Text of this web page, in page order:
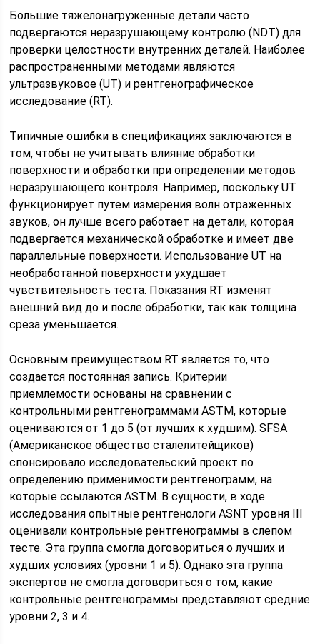
Большие тяжелонагруженные детали часто
подвергаются неразрушающему контролю (NDT) для
проверки целостности внутренних деталей. Наиболее
распространенными методами являются
ультразвуковое (UT) и рентгенографическое
исследование (RT).
Типичные ошибки в спецификациях заключаются в
том, чтобы не учитывать влияние обработки
поверхности и обработки при определении методов
неразрушающего контроля. Например, поскольку UT
функционирует путем измерения волн отраженных
звуков, он лучше всего работает на детали, которая
подвергается механической обработке и имеет две
параллельные поверхности. Использование UT на
необработанной поверхности ухудшает
чувствительность теста. Показания RT изменят
внешний вид до и после обработки, так как толщина
среза уменьшается.
Основным преимуществом RT является то, что
создается постоянная запись. Критерии
приемлемости основаны на сравнении с
контрольными рентгенограммами ASTM, которые
оцениваются от 1 до 5 (от лучших к худшим). SFSA
(Американское общество сталелитейщиков)
спонсировало исследовательский проект по
определению применимости рентгенограмм, на
которые ссылаются ASTM. В сущности, в ходе
исследования опытные рентгенологи ASNT уровня III
оценивали контрольные рентгенограммы в слепом
тесте. Эта группа смогла договориться о лучших и
худших условиях (уровни 1 и 5). Однако эта группа
экспертов не смогла договориться о том, какие
контрольные рентгенограммы представляют средние
уровни 2, 3 и 4.